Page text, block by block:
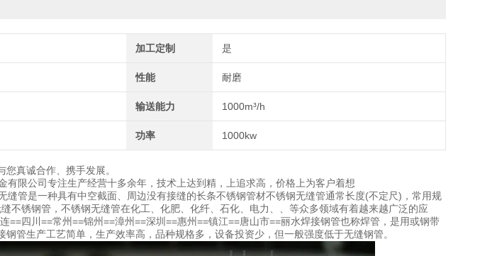
加工定制 是
性能 耐磨
输送能力 1000m³/h
功率 1000kw
真诚合作、携手发展。
有限公司专注生产经营十多余年，技术上达到精，上追求高，价格上为客户着想
是一种具有中空截面、周边没有接缝的长条不锈钢管材不锈钢无缝管通常长度(不定尺)，常用规
不锈钢管，不锈钢无缝管在化工、化肥、化纤、石化、电力、、等众多领域有着越来越广泛的应
四川==常州==锦州==漳州==深圳==惠州==镇江==唐山市==丽水焊接钢管也称焊管，是用或钢带
管生产工艺简单，生产效率高，品种规格多，设备投资少，但一般强度低于无缝钢管。